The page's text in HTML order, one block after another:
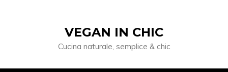
VEGAN IN CHIC
Cucina naturale, semplice & chic